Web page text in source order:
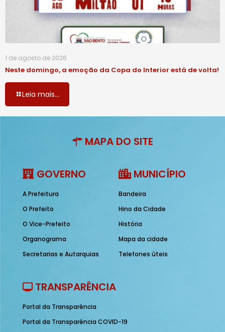
1 de agosto de 2026
Neste domingo, a emoção da Copa do Interior está de volta!
Leia mais...
MAPA DO SITE
GOVERNO
A Prefeitura
O Prefeito
O Vice-Prefeito
Organograma
Secretarias e Autarquias
MUNICÍPIO
Bandeira
Hino da Cidade
História
Mapa da cidade
Telefones úteis
TRANSPARÊNCIA
Portal da Transparência
Portal da Transparência COVID-19